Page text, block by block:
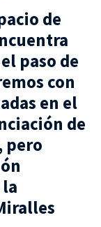
de
paso de
con
en el
de
pero